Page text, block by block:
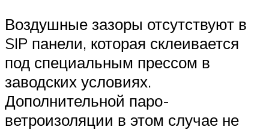
Воздушные зазоры отсутствуют в
SIP панели, которая склеивается
под специальным прессом в
заводских условиях.
Дополнительной паро-
ветроизоляции в этом случае не